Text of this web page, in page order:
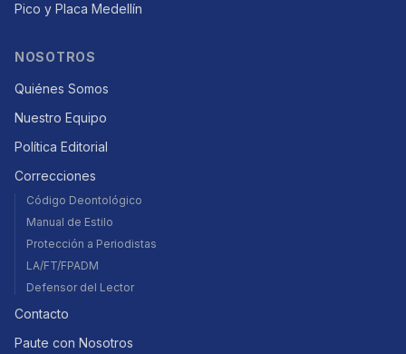
Pico y Placa Medellín
NOSOTROS
Quiénes Somos
Nuestro Equipo
Política Editorial
Correcciones
Código Deontológico
Manual de Estilo
Protección a Periodistas
LA/FT/FPADM
Defensor del Lector
Contacto
Paute con Nosotros